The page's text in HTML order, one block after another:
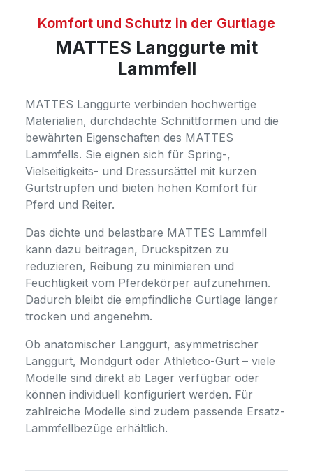
Komfort und Schutz in der Gurtlage
MATTES Langgurte mit
Lammfell
MATTES Langgurte verbinden hochwertige
Materialien, durchdachte Schnittformen und die
bewährten Eigenschaften des MATTES
Lammfells. Sie eignen sich für Spring-,
Vielseitigkeits- und Dressursättel mit kurzen
Gurtstrupfen und bieten hohen Komfort für
Pferd und Reiter.
Das dichte und belastbare MATTES Lammfell
kann dazu beitragen, Druckspitzen zu
reduzieren, Reibung zu minimieren und
Feuchtigkeit vom Pferdekörper aufzunehmen.
Dadurch bleibt die empfindliche Gurtlage länger
trocken und angenehm.
Ob anatomischer Langgurt, asymmetrischer
Langgurt, Mondgurt oder Athletico-Gurt – viele
Modelle sind direkt ab Lager verfügbar oder
können individuell konfiguriert werden. Für
zahlreiche Modelle sind zudem passende Ersatz-
Lammfellbezüge erhältlich.